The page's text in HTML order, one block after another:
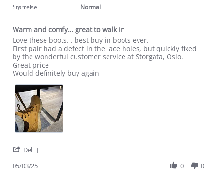
rating
Størrelse Normal
Warm and comfy… great to walk in
Review
by
Susan
T.
on
2025
review
stating
Warm
and
comfy…
walk
in
Love these boots. . best buy in boots ever.
First pair had a defect in the lace holes, but quickly fixed
by the wonderful customer service at Storgata, Oslo.
Great price
Would definitely buy again
Del
Susan
05/03/25 0 0